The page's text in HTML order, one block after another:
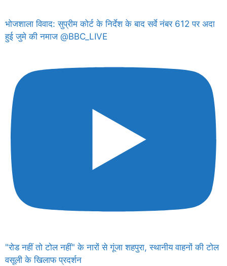
भोजशाला विवाद: सुप्रीम कोर्ट के निर्देश के बाद सर्वे नंबर 612 पर अदा
हुई जुमे की नमाज @BBC_LIVE
"रोड नहीं तो टोल नहीं" के नारों से गूंजा शहपुरा, स्थानीय वाहनों की टोल
वसूली के खिलाफ प्रदर्शन